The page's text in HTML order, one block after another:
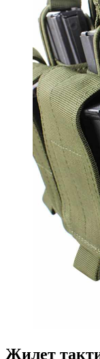
Жилет